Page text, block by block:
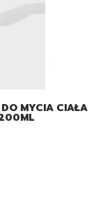
MYCIA CIAŁA